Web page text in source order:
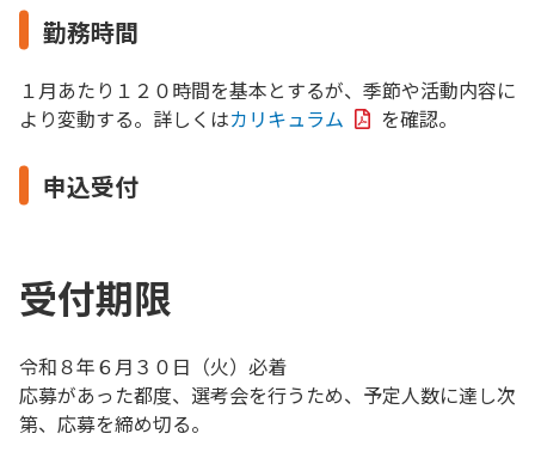
勤務時間
１月あたり１２０時間を基本とするが、季節や活動内容に
より変動する。詳しくはカリキュラム を確認。
申込受付
受付期限
令和８年６月３０日（火）必着
応募があった都度、選考会を行うため、予定人数に達し次
第、応募を締め切る。